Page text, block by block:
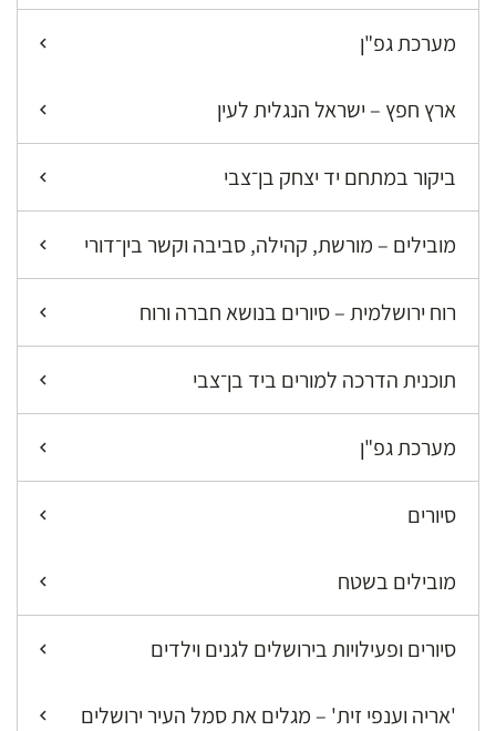
מערכת גפ"ן
ארץ חפץ – ישראל הנגלית לעין
ביקור במתחם יד יצחק בן־צבי
מובילים – מורשת, קהילה, סביבה וקשר בין־דורי
רוח ירושלמית – סיורים בנושא חברה ורוח
תוכנית הדרכה למורים ביד בן־צבי
מערכת גפ"ן
סיורים
מובילים בשטח
סיורים ופעילויות בירושלים לגנים וילדים
'אריה וענפי זית' – מגלים את סמל העיר ירושלים